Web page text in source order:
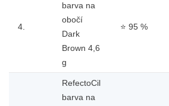
4.
barva na
obočí
Dark
Brown 4,6
g
⭐ 95 %
RefectoCil
barva na